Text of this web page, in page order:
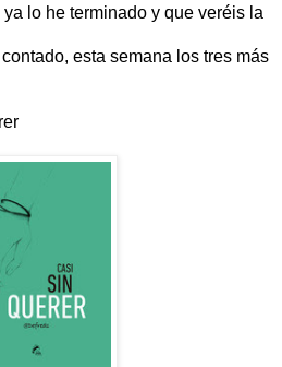
lo he terminado y que veréis la
esta semana los tres más